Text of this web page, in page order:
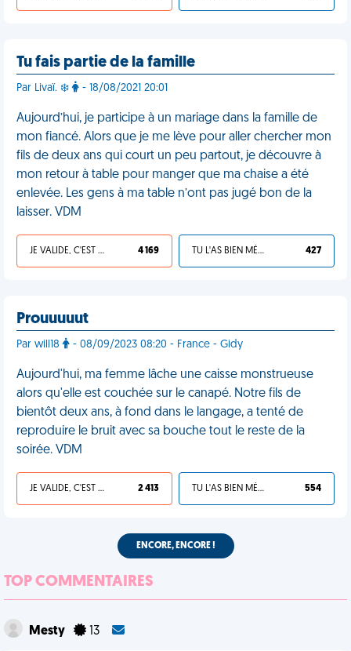
Tu fais partie de la famille
Par Livaï. ❄️ - 18/08/2021 20:01
Aujourd’hui, je participe à un mariage dans la famille de
mon fiancé. Alors que je me lève pour aller chercher mon
fils de deux ans qui court un peu partout, je découvre à
mon retour à table pour manger que ma chaise a été
enlevée. Les gens à ma table n’ont pas jugé bon de la
laisser. VDM
JE VALIDE, C'EST UNE VDM 4 169 TU L'AS BIEN MÉRITÉ 427
Prouuuuut
Par will18 - 08/09/2023 08:20 - France - Gidy
Aujourd'hui, ma femme lâche une caisse monstrueuse
alors qu'elle est couchée sur le canapé. Notre fils de
bientôt deux ans, à fond dans le langage, a tenté de
reproduire le bruit avec sa bouche tout le reste de la
soirée. VDM
JE VALIDE, C'EST UNE VDM 2 413 TU L'AS BIEN MÉRITÉ 554
ENCORE, ENCORE !
TOP COMMENTAIRES
Mesty 13